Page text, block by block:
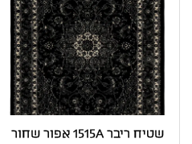
שטיח ריבר 1515A אפור שחור